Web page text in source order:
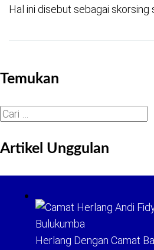
Hal ini disebut sebagai skorsing
Temukan
Cari
Artikel Unggulan
Herlang Dengan Camat